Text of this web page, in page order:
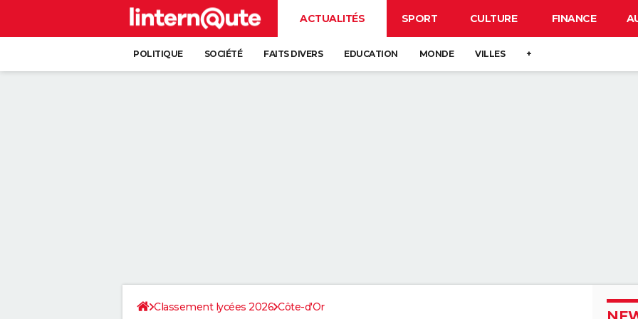
ACTUALITÉS SPORT CULTURE FINANCE
POLITIQUE SOCIÉTÉ FAITS DIVERS EDUCATION MONDE VILLES +
Classement lycées 2026 Côte-d'Or